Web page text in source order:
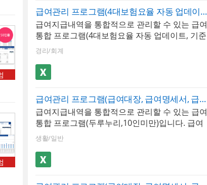
파일 내 [최신 업데이트]버튼을 클릭하면 매년 개
정되는 4대보험요율 및 근로소득간이세액표가
자동 업데이트 됩니다. ※ 프로그램 규격 : MS오
피스 엑셀 2007이상 ※ 프로그램 구성 : 회사정보,
입금내역, 급여통계관리, 증명서발행(재직증명
서, 경력증명서, 퇴직증명서)
은 급여대장, 급여명세서, 급여입금내역서 시트에
서 자동으로 불러올 수 있습니다. 사원 정보를 바
탕으로 재직증명서, 경력증명서, 퇴직증명서 자동
발급이 가능합니다. 엑셀 파일 내 [최신 업데이트]
근로소득간이세액표가 자동 업데이트 됩니다. ※
프로그램 규격 : MS오피스 엑셀 2007이상 ※ 프
대장, 급여명세서, 급여입금내역, 급여통계관리,
증명서발행(재직증명서, 경력증명서, 퇴직증명
서)
급여관리 프로그램(4대보험요율 자동 업데이트, 기준소득월액 기준, 급여대장, 급여명세서, 급여입금내역서, 재직증명서, 퇴직증명서, 장기요양보험)
급여지급내역을 통합적으로 관리할 수 있는 급여
통합 프로그램(4대보험요율 자동 업데이트, 기준
소득월액 기준)입니다. 급여내역을 월별로 입력,
저장, 검색할 수 있습니다. 4대보험이 자동계산
(근로소득세, 지방소득세, 고용보험, 국민연금, 건
강보험, 장기요양보험)되며, [사원정보]시트 내 기
으로 자동 계산됩니다. 급여지급항목 및 공제항목
은 최대 20개까지 추가할 수 있습니다. 저장된 급
여내역은 급여대장, 급여명세서, 급여입금내역서
시트에서 자동으로 불러올 수 있습니다. 사원 정
서 자동 발급이 가능합니다. 엑셀 파일 내 [최신
업데이트]버튼을 클릭하면 매년 개정되는 4대보
경리/회계
급여관리 프로그램(급여대장, 급여명세서, 급여입금내역서, 재직증명서, 퇴직증명서)(두루누리적용)
급여지급내역을 통합적으로 관리할 수 있는 급여
통합 프로그램(두루누리,10인미만)입니다. 급여
내역을 월별로 입력, 저장, 검색할 수 있습니다. 두
루누리 사회보험이 적용된 급여서식으로 월소득
이 270만원 미만의 근로자는 [고용보험]과 [국민
연금]이 80 할인된 금액으로 계산되며, 예술인의
생활/일반